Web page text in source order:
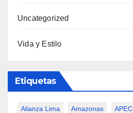
Uncategorized
Vida y Estilo
Etiquetas
Alianza Lima Amazonas APEC